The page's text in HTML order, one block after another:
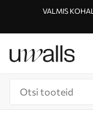
VALMIS